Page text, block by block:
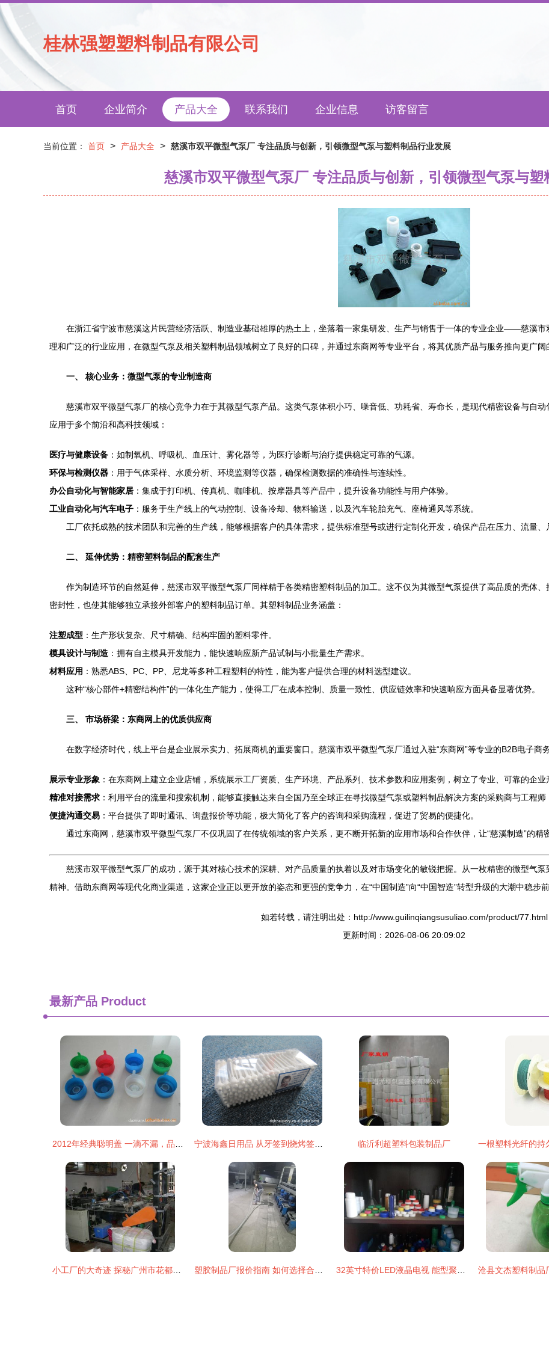
桂林强塑塑料制品有限公司
首页 企业简介 产品大全 联系我们 企业信息 访客留言
当前位置： 首页 > 产品大全 > 慈溪市双平微型气泵厂 专注品质与创新，引领微型气泵与塑料制品行业发展
慈溪市双平微型气泵厂 专注品质与创新，引领微型气泵与塑
在浙江省宁波市慈溪这片民营经济活跃、制造业基础雄厚的热土上，坐落着一家集研发、生产与销售于一体的专业企业——慈溪
理和广泛的行业应用，在微型气泵及相关塑料制品领域树立了良好的口碑，并通过东商网等专业平台，将其优质产品与服务推向更广阔
一、 核心业务：微型气泵的专业制造商
慈溪市双平微型气泵厂的核心竞争力在于其微型气泵产品。这类气泵体积小巧、噪音低、功耗省、寿命长，是现代精密设备与自
应用于多个前沿和高科技领域：
医疗与健康设备 ：如制氧机、呼吸机、血压计、雾化器等，为医疗诊断与治疗提供稳定可靠的气源。
环保与检测仪器 ：用于气体采样、水质分析、环境监测等仪器，确保检测数据的准确性与连续性。
办公自动化与智能家居 ：集成于打印机、传真机、咖啡机、按摩器具等产品中，提升设备功能性与用户体验。
工业自动化与汽车电子 ：服务于生产线上的气动控制、设备冷却、物料输送，以及汽车轮胎充气、座椅通风等系统。
工厂依托成熟的技术团队和完善的生产线，能够根据客户的具体需求，提供标准型号或进行定制化开发，确保产品在压力、流量、
二、 延伸优势：精密塑料制品的配套生产
作为制造环节的自然延伸，慈溪市双平微型气泵厂同样精于各类精密塑料制品的加工。这不仅为其微型气泵提供了高品质的壳体
密封性，也使其能够独立承接外部客户的塑料制品订单。其塑料制品业务涵盖：
注塑成型 ：生产形状复杂、尺寸精确、结构牢固的塑料零件。
模具设计与制造 ：拥有自主模具开发能力，能快速响应新产品试制与小批量生产需求。
材料应用 ：熟悉ABS、PC、PP、尼龙等多种工程塑料的特性，能为客户提供合理的材料选型建议。
这种“核心部件+精密结构件”的一体化生产能力，使得工厂在成本控制、质量一致性、供应链效率和快速响应方面具备显著优势。
三、 市场桥梁：东商网上的优质供应商
在数字经济时代，线上平台是企业展示实力、拓展商机的重要窗口。慈溪市双平微型气泵厂通过入驻“东商网”等专业的B2B电子商
展示专业形象 ：在东商网上建立企业店铺，系统展示工厂资质、生产环境、产品系列、技术参数和应用案例，树立了专业、可靠的企业
精准对接需求 ：利用平台的流量和搜索机制，能够直接触达来自全国乃至全球正在寻找微型气泵或塑料制品解决方案的采购商与工程师
便捷沟通交易 ：平台提供了即时通讯、询盘报价等功能，极大简化了客户的咨询和采购流程，促进了贸易的便捷化。
通过东商网，慈溪市双平微型气泵厂不仅巩固了在传统领域的客户关系，更不断开拓新的应用市场和合作伙伴，让“慈溪制造”的精
慈溪市双平微型气泵厂的成功，源于其对核心技术的深耕、对产品质量的执着以及对市场变化的敏锐把握。从一枚精密的微型气
精神。借助东商网等现代化商业渠道，这家企业正以更开放的姿态和更强的竞争力，在“中国制造”向“中国智造”转型升级的大潮中稳步
如若转载，请注明出处：http://www.guilinqiangsusuliao.com/product/77.html
更新时间：2026-08-06 20:09:02
最新产品 Product
临沂利超塑料包装制品厂